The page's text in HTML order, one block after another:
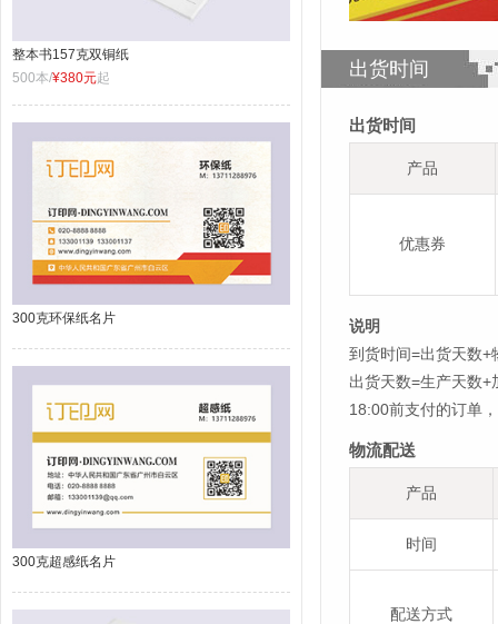
整本书157克双铜纸
500本/¥380元起
300克环保纸名片
300克超感纸名片
出货时间
出货时间
产品
优惠券
说明
到货时间=出货天数+
出货天数=生产天数
18:00前支付的订单
物流配送
产品
时间
配送方式